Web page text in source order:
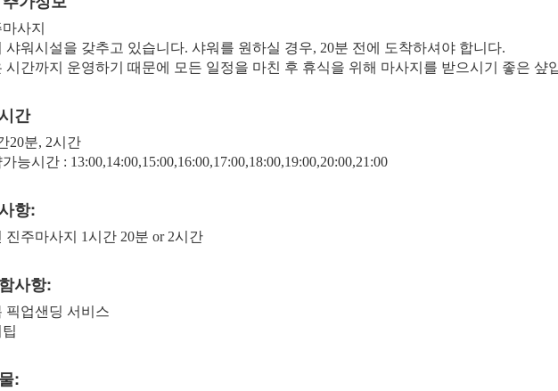
사지
샤워시설을 갖추고 있습니다. 샤워를 원하실 경우, 20분 전에 도착하셔야 합니다.
시간까지 운영하기 때문에 모든 일정을 마친 후 휴식을 위해 마사지를 받으시기 좋은 샾
간
20분, 2시간
능시간 : 13:00,14:00,15:00,16:00,17:00,18:00,19:00,20:00,21:00
항:
진주마사지 1시간 20분 or 2시간
사항:
픽업샌딩 서비스
: